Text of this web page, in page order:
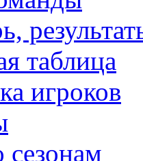
таблица
игроков